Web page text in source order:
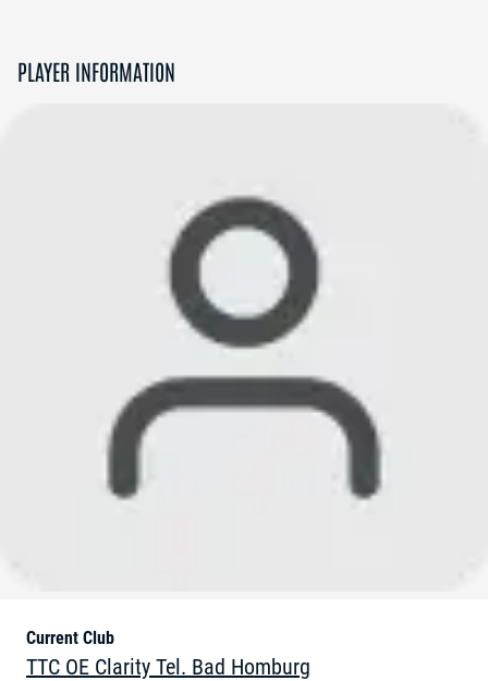
PLAYER INFORMATION
Current Club
TTC OE Clarity Tel. Bad Homburg